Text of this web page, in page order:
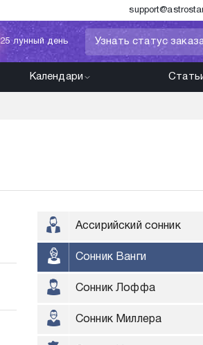
25 лунный день Узнать статус заказа
Календари
Ассирийский сонник
Сонник Ванги
Сонник Лоффа
Сонник Миллера